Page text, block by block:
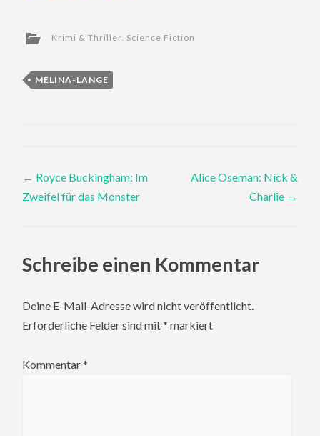
Krimi & Thriller Science Fiction
MELINA-LANGE
Post
← Royce Buckingham: Im
Zweifel für das Monster
Alice Oseman: Nick &
Charlie →
Schreibe einen Kommentar
Deine E-Mail-Adresse wird nicht veröffentlicht.
Erforderliche Felder sind mit* markiert
Kommentar*